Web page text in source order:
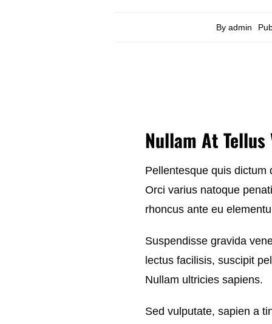
By admin
Nullam At
Pellentesque quis dictum
Orci varius natoque
rhoncus ante eu
Suspendisse gravida
lectus facilisis, suscipit
Nullam ultricies sapiens.
Sed vulputate, sapien a